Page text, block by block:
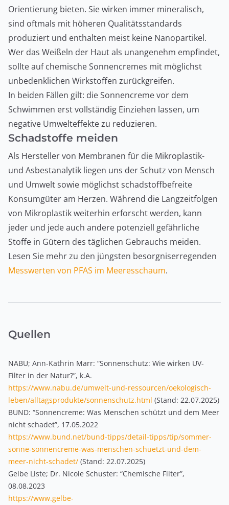
Orientierung bieten. Sie wirken immer mineralisch,
sind oftmals mit höheren Qualitätsstandards
produziert und enthalten meist keine Nanopartikel.
Wer das Weißeln der Haut als unangenehm empfindet,
sollte auf chemische Sonnencremes mit möglichst
unbedenklichen Wirkstoffen zurückgreifen.
In beiden Fällen gilt: die Sonnencreme vor dem
Schwimmen erst vollständig Einziehen lassen, um
negative Umwelteffekte zu reduzieren.
Schadstoffe meiden
Als Hersteller von Membranen für die Mikroplastik-
und Asbestanalytik liegen uns der Schutz von Mensch
und Umwelt sowie möglichst schadstoffbefreite
Konsumgüter am Herzen. Während die Langzeitfolgen
von Mikroplastik weiterhin erforscht werden, kann
jeder und jede auch andere potenziell gefährliche
Stoffe in Gütern des täglichen Gebrauchs meiden.
Lesen Sie mehr zu den jüngsten besorgniserregenden
Messwerten von PFAS im Meeresschaum.
Quellen
NABU; Ann-Kathrin Marr: “Sonnenschutz: Wie wirken UV-
Filter in der Natur?”, k.A.
https://www.nabu.de/umwelt-und-ressourcen/oekologisch-
leben/alltagsprodukte/sonnenschutz.html (Stand: 22.07.2025)
BUND: “Sonnencreme: Was Menschen schützt und dem Meer
nicht schadet”, 17.05.2022
https://www.bund.net/bund-tipps/detail-tipps/tip/sommer-
sonne-sonnencreme-was-menschen-schuetzt-und-dem-
meer-nicht-schadet/ (Stand: 22.07.2025)
Gelbe Liste; Dr. Nicole Schuster: “Chemische Filter”,
08.08.2023
https://www.gelbe-